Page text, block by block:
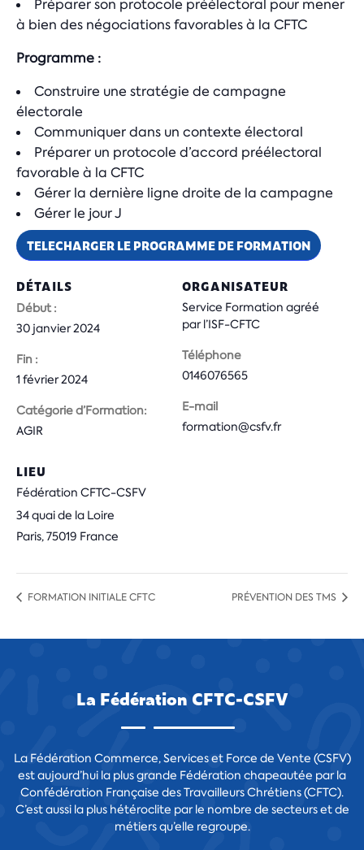
Préparer son protocole préélectoral pour mener
à bien des négociations favorables à la CFTC
Programme :
Construire une stratégie de campagne
électorale
Communiquer dans un contexte électoral
Préparer un protocole d’accord préélectoral
favorable à la CFTC
Gérer la dernière ligne droite de la campagne
Gérer le jour J
TELECHARGER LE PROGRAMME DE FORMATION
DÉTAILS
Début :
30 janvier 2024
Fin :
1 février 2024
Catégorie d’Formation:
AGIR
LIEU
Fédération CFTC-CSFV
34 quai de la Loire
Paris,75019 France
ORGANISATEUR
Service Formation agréé
par l’ISF-CFTC
Téléphone
0146076565
E-mail
formation@csfv.fr
FORMATION INITIALE CFTC PRÉVENTION DES TMS
La Fédération CFTC-CSFV
La Fédération Commerce, Services et Force de Vente (CSFV)
est aujourd’hui la plus grande Fédération chapeautée par la
Confédération Française des Travailleurs Chrétiens (CFTC).
C’est aussi la plus hétéroclite par le nombre de secteurs et de
métiers qu’elle regroupe.